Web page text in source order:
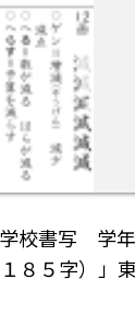
校書写 学
８５字）」